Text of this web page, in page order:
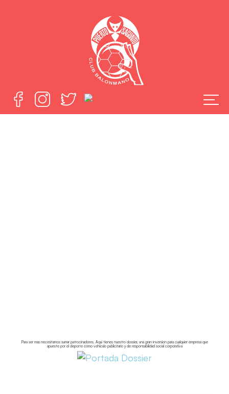
Para ser mas necesitamos sumar patrocinadores. Aqui tienes nuestro dossier, una gran inversion para cualquier empresa que
apueste por el deporte como vehiculo publicitario y de responsabilidad social corporativa